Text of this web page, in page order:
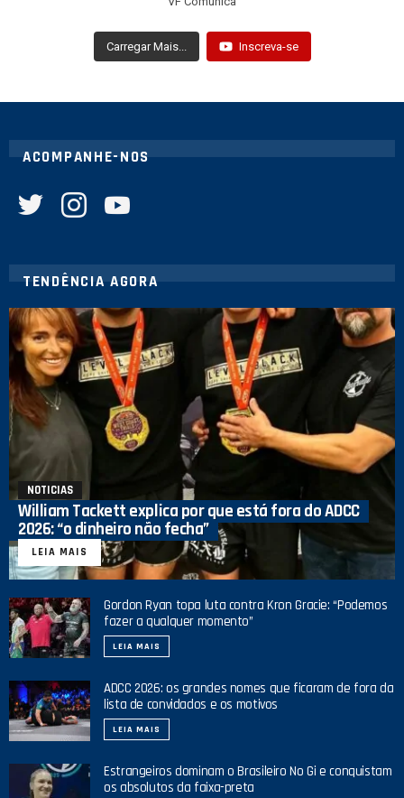
Carregar Mais... Inscreva-se
ACOMPANHE-NOS
TENDÊNCIA AGORA
NOTICIAS
William Tackett explica por que está fora do ADCC
2026: “o dinheiro não fecha”
LEIA MAIS
Gordon Ryan topa luta contra Kron Gracie: “Podemos
fazer a qualquer momento”
LEIA MAIS
ADCC 2026: os grandes nomes que ficaram de fora da
lista de convidados e os motivos
LEIA MAIS
Estrangeiros dominam o Brasileiro No Gi e conquistam
os absolutos da faixa-preta